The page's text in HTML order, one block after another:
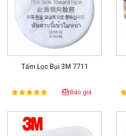
Tấm Lọc Bụi 3M 7711
Rating:
100% Báo giá